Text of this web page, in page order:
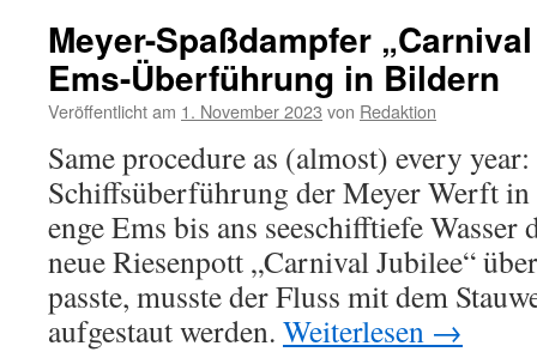
Meyer-Spaßdampfer
Ems-Überführung in Bildern
Veröffentlicht am 1. November 2023 von Redaktion
Same procedure as (almost) every
Schiffsüberführung der Meyer Werft in
enge Ems bis ans seeschifftiefe
neue Riesenpott „Carnival Jubilee“
passte, musste der Fluss mit dem
aufgestaut werden. Weiterlesen →